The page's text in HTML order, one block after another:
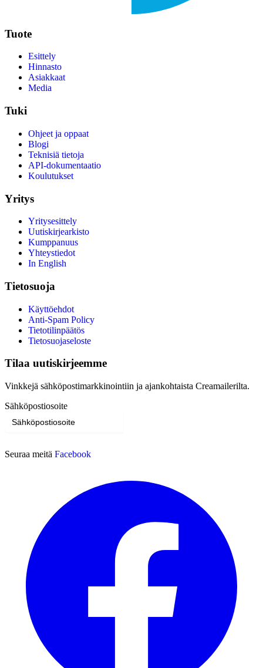
Tuote
Esittely
Hinnasto
Asiakkaat
Media
Tuki
Ohjeet ja oppaat
Blogi
Teknisiä tietoja
API-dokumentaatio
Koulutukset
Yritys
Yritysesittely
Uutiskirjearkisto
Kumppanuus
Yhteystiedot
In English
Tietosuoja
Käyttöehdot
Anti-Spam Policy
Tietotilinpäätös
Tietosuojaseloste
Tilaa uutiskirjeemme
Vinkkejä sähköpostimarkkinointiin ja ajankohtaista Creamailerilta.
Sähköpostiosoite
Seuraa meitä Facebook